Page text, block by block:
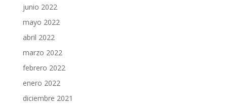
junio 2022
mayo 2022
abril 2022
marzo 2022
febrero 2022
enero 2022
diciembre 2021